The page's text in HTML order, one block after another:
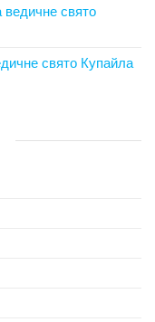
ведичне свято
свято Купайла